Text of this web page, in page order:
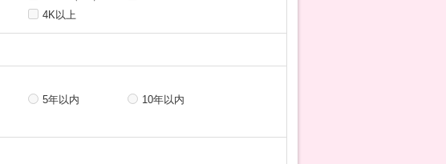
4K以上
5年以内
10年以内